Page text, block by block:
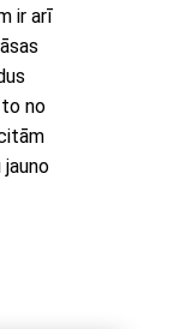
ir arī
to no